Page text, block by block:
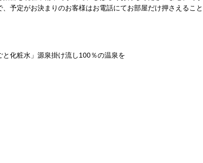
予定がお決まりのお客様はお電話にてお部屋だけ押さえること
化粧水」源泉掛け流し100％の温泉を